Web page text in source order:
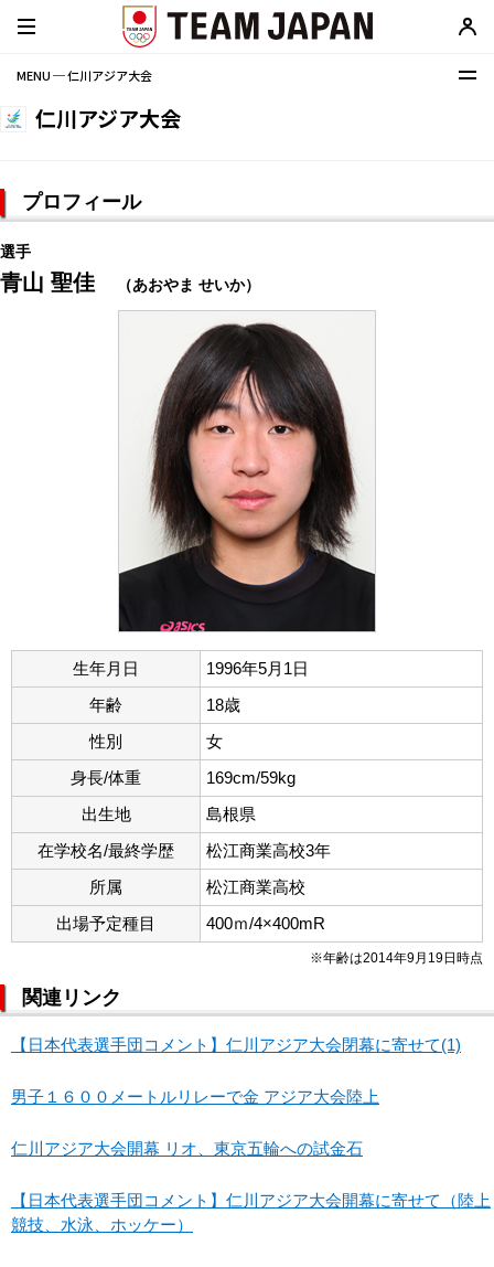
MENU ─ 仁川アジア大会
仁川アジア大会
プロフィール
選手
青山 聖佳 （あおやま せいか）
生年月日
1996年5月1日
年齢
18歳
性別
女
身長/体重
169cm/59kg
出生地
島根県
在学校名/最終学歴
松江商業高校3年
所属
松江商業高校
出場予定種目
400ｍ/4×400mR
※年齢は2014年9月19日時点
関連リンク
【日本代表選手団コメント】仁川アジア大会閉幕に寄せて(1)
男子１６００メートルリレーで金 アジア大会陸上
仁川アジア大会開幕 リオ、東京五輪への試金石
【日本代表選手団コメント】仁川アジア大会開幕に寄せて（陸上
競技、水泳、ホッケー）